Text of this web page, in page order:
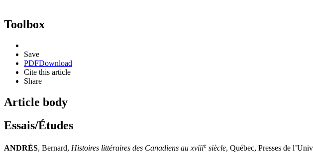
Toolbox
Save
PDFDownload
Cite this article
Share
Article body
Essais/Études
ANDRÈS, Bernard, Histoires littéraires des Canadiens auxviiie siècle, Québec, Presses de